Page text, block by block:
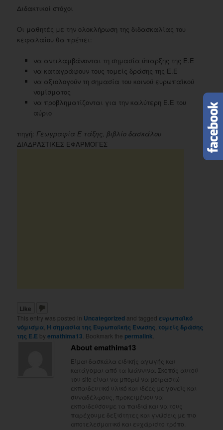
Διδακτικοί στόχοι
Οι μαθητές με την ολοκλήρωση της διδασκαλίας του
κεφαλαίου θα πρέπει:
να αντιλαμβάνονται τη σημασία ύπαρξης της Ε.Ε
να καταγράφουν τους τομείς δράσης της Ε.Ε
να αξιολογούν τη σημασία του κοινού ευρωπαϊκού
νομίσματος
να προβληματίζονται για την καλύτερη Ε.Ε του
αύριο
πηγή: Γεωγραφία Ε τάξης, βιβλίο δασκάλου
ΔΙΑΔΡΑΣΤΙΚΕΣ ΕΦΑΡΜΟΓΕΣ
Like
This entry was posted in Uncategorized and tagged ευρωπαϊκό
νόμισμα Η σημασία της Ευρωπαϊκής Ένωσης τομείς δράσης
της Ε.Ε byemathima13 . Bookmark the permalink
About emathima13
Είμαι δασκάλα ειδικής αγωγής και
κατάγομαι από τα Ιωάννινα. Σκοπός αυτού
του site είναι να μπορώ να μοιραστώ
εκπαιδευτικό υλικό και ιδέες με γονείς και
συναδέλφους, προκειμένου να
εκπαιδεύσουμε τα παιδιά και να τους
παρέχουμε δεξιότητες και γνώσεις με πιο
αποτελεσματικό και ευχάριστο τρόπο.